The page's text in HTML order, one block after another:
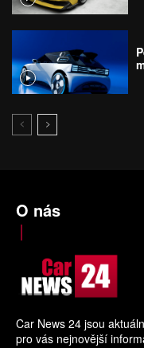
O nás
Car News 24 jsou
pro vás nejnovější